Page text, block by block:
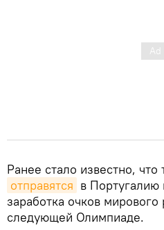
Ранее стало известно,
отправятся в Португалию
заработка очков
следующей Олимпиаде.